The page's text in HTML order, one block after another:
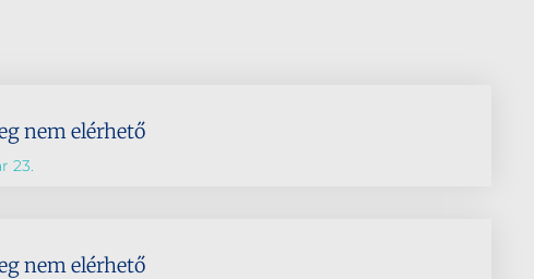
nem elérhető
23.
nem elérhető